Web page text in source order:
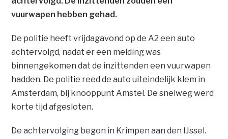
vuurwapen hebben gehad.
De politie heeft vrijdagavond op de A2 een auto
achtervolgd, nadat er een melding was
binnengekomen dat de inzittenden een vuurwapen
hadden. De politie reed de auto uiteindelijk klem in
Amsterdam, bij knooppunt Amstel. De snelweg werd
korte tijd afgesloten.
De achtervolging begon in Krimpen aan den IJssel.